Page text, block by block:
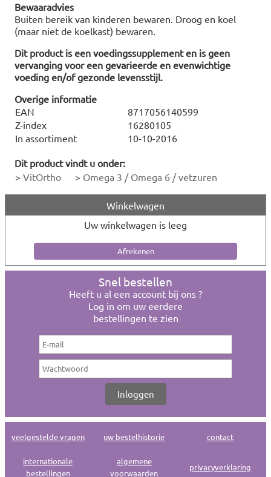
Bewaaradvies
Buiten bereik van kinderen bewaren. Droog en koel
(maar niet de koelkast) bewaren.
Dit product is een voedingssupplement en is geen
vervanging voor een gevarieerde en evenwichtige
voeding en/of gezonde levensstijl.
Overige informatie
EAN
8717056140599
Z-index
16280105
In assortiment
10-10-2016
Dit product vindt u onder:
> VitOrtho > Omega 3 / Omega 6 / vetzuren
Winkelwagen
Uw winkelwagen is leeg
Snel bestellen
Heeft u al een account bij ons ?
Log in om uw eerdere
bestellingen te zien
veelgestelde vragen uw bestelhistorie contact
internationale
bestellingen
algemene
voorwaarden
privacyverklaring